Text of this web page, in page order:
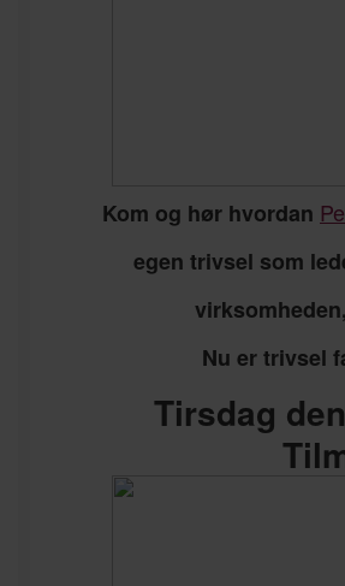
Kom og hør hvordan
egen trivsel som
Nu er trivsel
Tirsdag